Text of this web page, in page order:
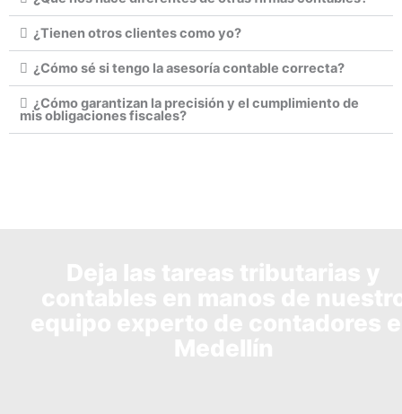
¿Tienen otros clientes como yo?
¿Cómo sé si tengo la asesoría contable correcta?
¿Cómo garantizan la precisión y el cumplimiento de
mis obligaciones fiscales?